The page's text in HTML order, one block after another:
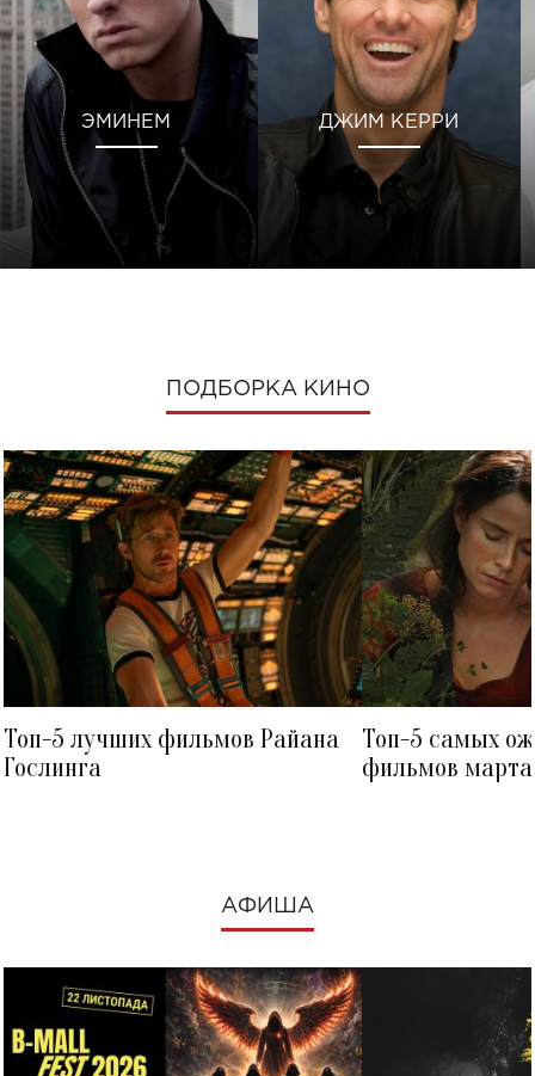
ЭМИНЕМ ДЖИМ КЕРРИ
ПОДБОРКА КИНО
Топ-5 лучших фильмов Райана
Гослинга
Топ-5 самых
фильмов
АФИША